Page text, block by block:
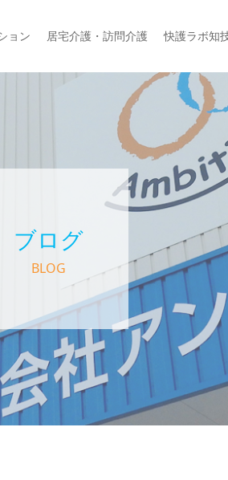
ョン 居宅介護・訪問介護 快護ラボ知
ブログ
BLOG